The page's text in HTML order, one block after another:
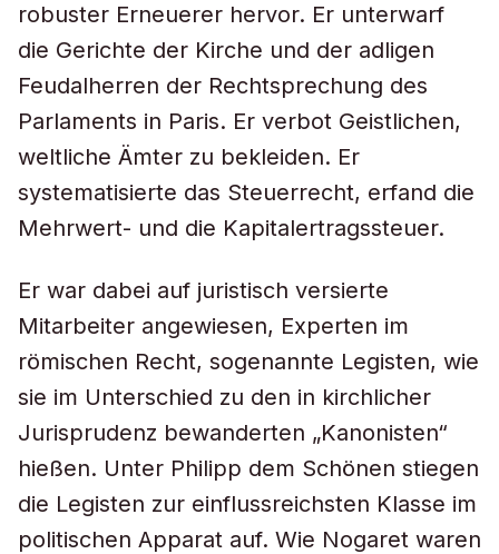
robuster Erneuerer hervor. Er unterwarf
die Gerichte der Kirche und der adligen
Feudalherren der Rechtsprechung des
Parlaments in Paris. Er verbot Geistlichen,
weltliche Ämter zu bekleiden. Er
systematisierte das Steuerrecht, erfand die
Mehrwert- und die Kapitalertragssteuer.
Er war dabei auf juristisch versierte
Mitarbeiter angewiesen, Experten im
römischen Recht, sogenannte Legisten, wie
sie im Unterschied zu den in kirchlicher
Jurisprudenz bewanderten „Kanonisten“
hießen. Unter Philipp dem Schönen stiegen
die Legisten zur einflussreichsten Klasse im
politischen Apparat auf. Wie Nogaret waren